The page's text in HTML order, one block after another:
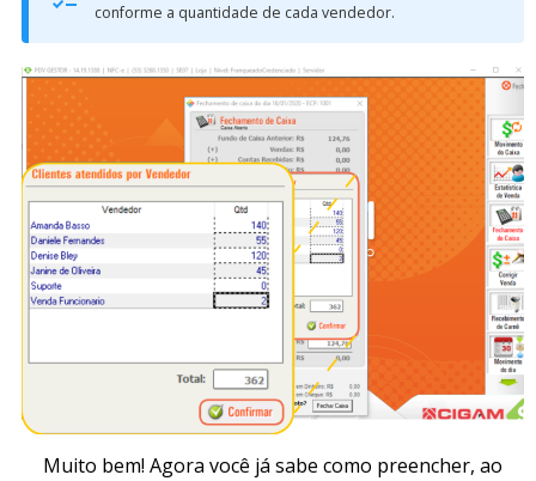
conforme a quantidade de cada vendedor.
Muito bem! Agora você já sabe como preencher, ao